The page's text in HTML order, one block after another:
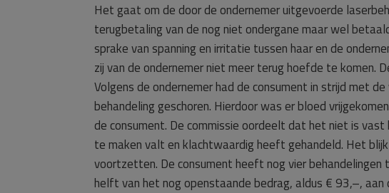
Het gaat om de door de ondernemer uitgevoerde
terugbetaling van de nog niet ondergane maar wel
sprake van spanning en irritatie tussen haar en de
zij van de ondernemer niet meer terug hoefde te komen.
Volgens de ondernemer had de consument in strijd met
behandeling geschoren. Hierdoor was er bloed
de consument. De commissie oordeelt dat het niet is
te maken valt en klachtwaardig heeft gehandeld. Het
voortzetten. De consument heeft nog vier
helft van het nog openstaande bedrag, aldus € 93,–,